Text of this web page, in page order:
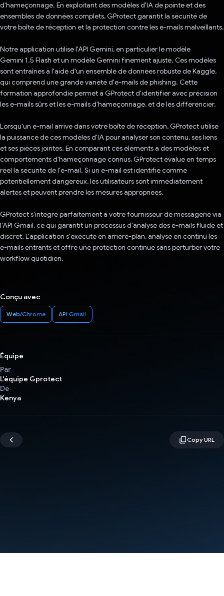
d'hameçonnage. En exploitant des modèles d'IA de pointe et des
ensembles de données complets, GProtect garantit la sécurité de
votre boîte de réception et la protection contre les e-mails malveillants.
Notre application utilise l'API Gemini, en particulier le modèle
Gemini 1.5 Flash et un modèle Gemini finement ajusté. Ces modèles
sont entraînés à l'aide d'un ensemble de données robuste de Kaggle,
qui comprend une grande variété d'e-mails de phishing. Cette
formation approfondie permet à GProtect d'identifier avec précision
les e-mails sûrs et les e-mails d'hameçonnage, et de les différencier.
Lorsqu'un e-mail arrive dans votre boîte de réception, GProtect utilise
la puissance de ces modèles d'IA pour analyser son contenu, ses liens
et ses pièces jointes. En comparant ces éléments à des modèles et
comportements d'hameçonnage connus, GProtect évalue en temps
réel la sécurité de l'e-mail. Si un e-mail est identifié comme
potentiellement dangereux, les utilisateurs sont immédiatement
alertés et peuvent prendre les mesures appropriées.
GProtect s'intègre parfaitement à votre fournisseur de messagerie via
l'API Gmail, ce qui garantit un processus d'analyse des e-mails fluide et
discret. L'application s'exécute en arrière-plan, analyse en continu les
e-mails entrants et offre une protection continue sans perturber votre
workflow quotidien.
Conçu avec
Web/Chrome API Gmail
Équipe
Par
L'équipe Gprotect
De
Kenya